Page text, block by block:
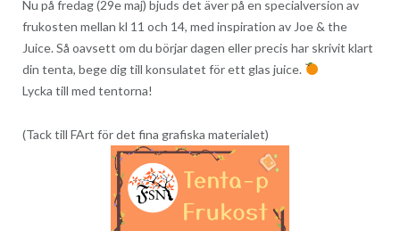
Nu på fredag (29e maj) bjuds det äver på en specialversion av
frukosten mellan kl 11 och 14, med inspiration av Joe & the
Juice. Så oavsett om du börjar dagen eller precis har skrivit klart
din tenta, bege dig till konsulatet för ett glas juice.
Lycka till med tentorna!
(Tack till FArt för det fina grafiska materialet)